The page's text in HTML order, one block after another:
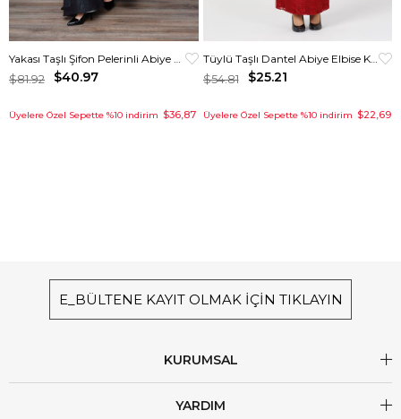
$40.97
$81.92
Üyelere Özel Sepette %10 indirim $36,87
Tüylü Taşlı Dantel Abiye Elbise Kırmızı
$25.21
$54.81
Üyelere Özel Sepette %10 indirim $22,69
E_BÜLTENE KAYIT OLMAK İÇİN TIKLAYIN
KURUMSAL
YARDIM